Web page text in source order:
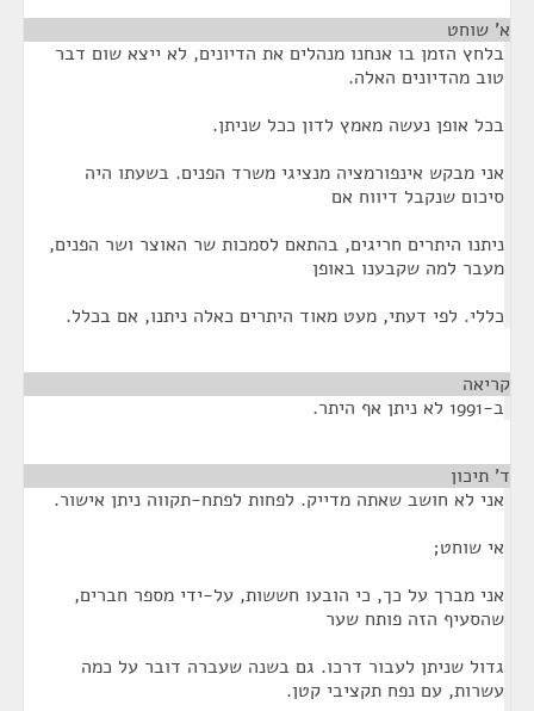
א' שוחט
בלחץ הזמן בו אנחנו מנהלים את הדיונים, לא ייצא שום דבר
טוב מהדיונים האלה.
בכל אופן נעשה מאמץ לדון ככל שניתן.
אני מבקש אינפורמציה מנציגי משרד הפנים. בשעתו היה
סיכום שנקבל דיווח אם
ניתנו היתרים חריגים, בהתאם לסמכות שר האוצר ושר הפנים,
מעבר למה שקבענו באופן
כללי. לפי דעתי, מעט מאוד היתרים כאלה ניתנו, אם בכלל.
קריאה
ב-1991 לא ניתן אף היתר.
ד' תיכון
אני לא חושב שאתה מדייק. לפחות לפתח-תקווה ניתן אישור.
אי שוחט;
אני מברך על כך, כי הובעו חששות, על-ידי מספר חברים,
שהסעיף הזה פותח שער
גדול שניתן לעבור דרכו. גם בשנה שעברה דובר על כמה
עשרות, עם נפח תקציבי קטן.